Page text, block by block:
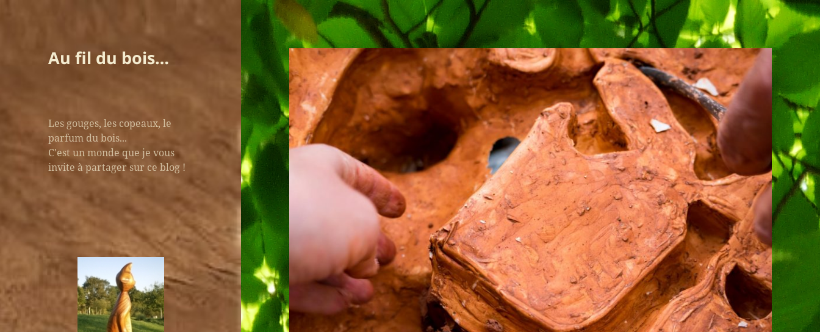
Au fil du bois…
Les gouges, les copeaux, le
parfum du bois...
C'est un monde que je vous
invite à partager sur ce blog !